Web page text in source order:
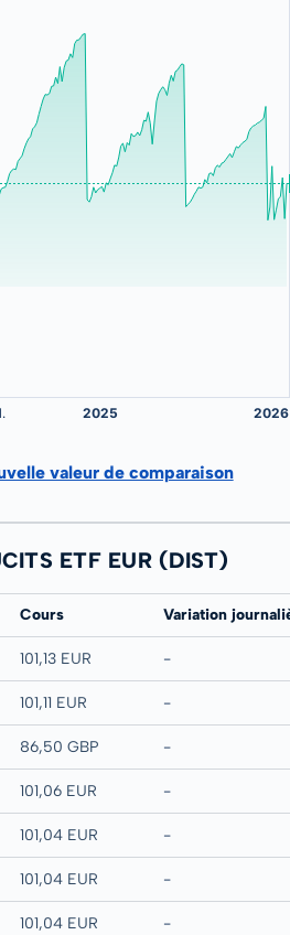
valeur de comparaison
ETF EUR (DIST)
Cours Variation
101,13 EUR -
101,11 EUR -
86,50 GBP -
101,06 EUR -
101,04 EUR -
101,04 EUR -
101,04 EUR -